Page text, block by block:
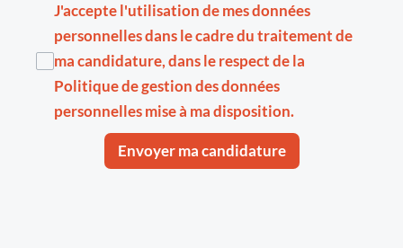
J'accepte l'utilisation de mes données
personnelles dans le cadre du traitement de
ma candidature, dans le respect de la
Politique de gestion des données
personnellesmise à ma disposition.
Envoyer ma candidature